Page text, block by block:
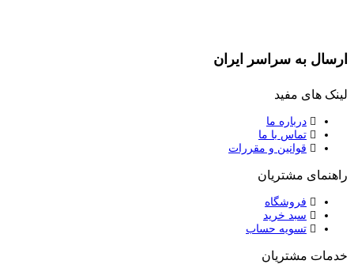
ارسال به سراسر ایران
لینک های مفید
درباره ما
تماس با ما
قوانین و مقررات
راهنمای مشتریان
فروشگاه
سبد خرید
تسویه حساب
خدمات مشتریان